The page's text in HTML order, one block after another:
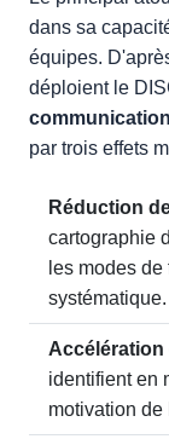
dans sa
équipes.
déploient le
par trois effets
Réduction
cartographie
les modes
systématique.
identifient en
motivation